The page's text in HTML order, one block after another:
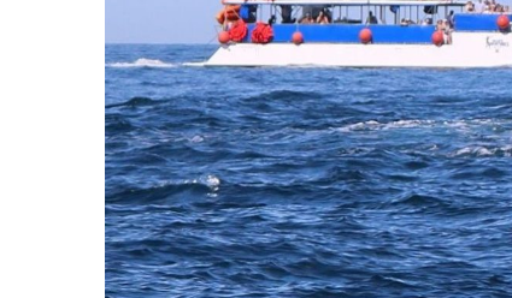
Avanza Plan Para
Nuevas Concesiones
Mueren Cuatro
Bruno Blancas Lleva El
Liberan 180 Crías De
Puerto Vallarta
Ofrecerán Asesoría
Juan Solís E Iris Torres
Realizan Operativo